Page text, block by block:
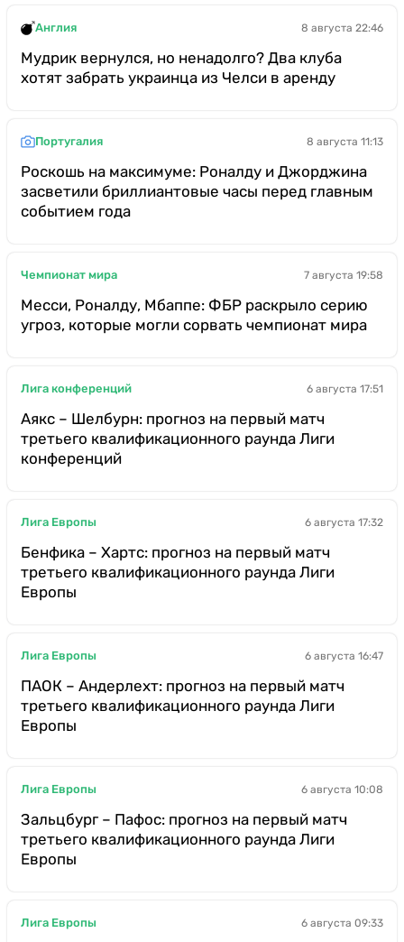
Англия 8 августа 22:46
Мудрик вернулся, но ненадолго? Два клуба
хотят забрать украинца из Челси в аренду
Португалия 8 августа 11:13
Роскошь на максимуме: Роналду и Джорджина
засветили бриллиантовые часы перед главным
событием года
Чемпионат мира 7 августа 19:58
Месси, Роналду, Мбаппе: ФБР раскрыло серию
угроз, которые могли сорвать чемпионат мира
Лига конференций 6 августа 17:51
Аякс – Шелбурн: прогноз на первый матч
третьего квалификационного раунда Лиги
конференций
Лига Европы 6 августа 17:32
Бенфика – Хартс: прогноз на первый матч
третьего квалификационного раунда Лиги
Европы
Лига Европы 6 августа 16:47
ПАОК – Андерлехт: прогноз на первый матч
третьего квалификационного раунда Лиги
Европы
Лига Европы 6 августа 10:08
Зальцбург – Пафос: прогноз на первый матч
третьего квалификационного раунда Лиги
Европы
Лига Европы 6 августа 09:33